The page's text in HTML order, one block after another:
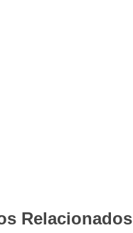
Relacionados